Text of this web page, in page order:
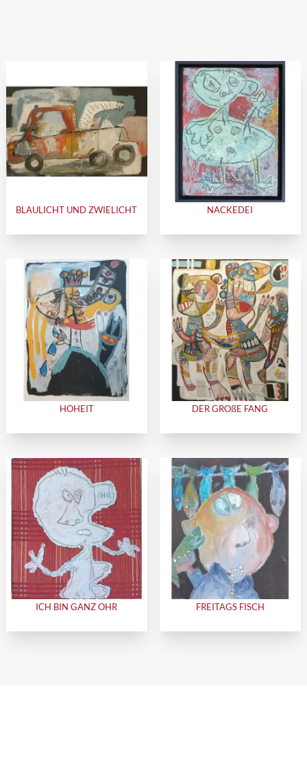
BLAULICHT UND ZWIELICHT NACKEDEI
HOHEIT DER GROßE FANG
ICH BIN GANZ OHR FREITAGS FISCH